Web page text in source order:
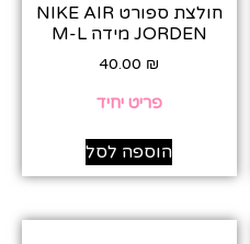
חולצת ספורט NIKE AIR
JORDEN מידה M-L
40.00 ₪
פריט יחיד
הוספה לסל